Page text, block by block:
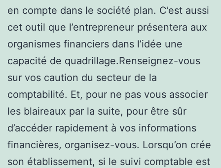
en compte dans le société plan. C’est aussi
cet outil que l’entrepreneur présentera aux
organismes financiers dans l’idée une
capacité de quadrillage.Renseignez-vous
sur vos caution du secteur de la
comptabilité. Et, pour ne pas vous associer
les blaireaux par la suite, pour être sûr
d’accéder rapidement à vos informations
financières, organisez-vous. Lorsqu’on crée
son établissement, si le suivi comptable est